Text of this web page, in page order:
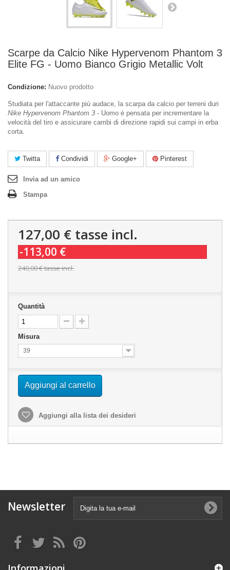
Scarpe da Calcio Nike Hypervenom Phantom 3
Elite FG - Uomo Bianco Grigio Metallic Volt
Condizione: Nuovo prodotto
Studiata per l'attaccante più audace, la scarpa da calcio per terreni duri
Nike Hypervenom Phantom 3 - Uomo è pensata per incrementare la
velocità del tiro e assicurare cambi di direzione rapidi sui campi in erba
corta.
Twitta Condividi Google+ Pinterest
Invia ad un amico
Stampa
127,00 € tasse incl.
-113,00 €
240,00 €tasse incl.
Quantità
Misura
39
Aggiungi al carrello
Aggiungi alla lista dei desideri
Newsletter